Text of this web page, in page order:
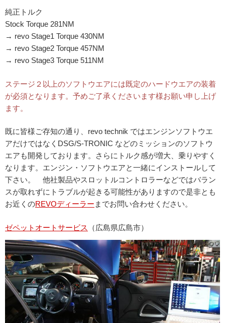
純正トルク
Stock Torque 281NM
→ revo Stage1 Torque 430NM
→ revo Stage2 Torque 457NM
→ revo Stage3 Torque 511NM
ステージ２以上のソフトウエアには既定のハードウエアの装着
が必須となります。予めご了承くださいます様お願い申し上げ
ます。
既に皆様ご存知の通り、revo technik ではエンジンソフトウエ
アだけではなくDSG/S-TRONIC などのミッションのソフトウ
エアも開発しております。さらにトルク感が増大、乗りやすく
なります。エンジン・ソフトウエアと一緒にインストールして
下さい。 他社製品やスロットルコントロラーなどではバラン
スが取れずにトラブルが起きる可能性がありますので是非とも
お近くのREVOディーラー までお問い合わせください。
ゼペットオートサービス （広島県広島市）